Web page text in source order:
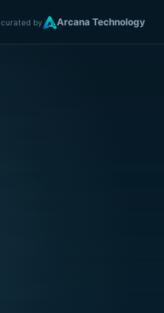
curated by Arcana Technology